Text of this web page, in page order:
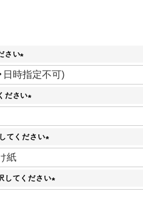
さい
(
必
須
)
ださい
必
須
)
てください
必
須
)
してください